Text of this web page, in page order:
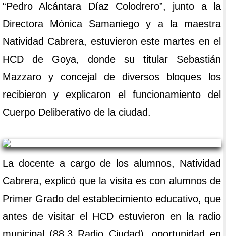
“Pedro Alcántara Díaz Colodrero”, junto a la
Directora Mónica Samaniego y a la maestra
Natividad Cabrera, estuvieron este martes en el
HCD de Goya, donde su titular Sebastián
Mazzaro y concejal de diversos bloques los
recibieron y explicaron el funcionamiento del
Cuerpo Deliberativo de la ciudad.
La docente a cargo de los alumnos, Natividad
Cabrera, explicó que la visita es con alumnos de
Primer Grado del establecimiento educativo, que
antes de visitar el HCD estuvieron en la radio